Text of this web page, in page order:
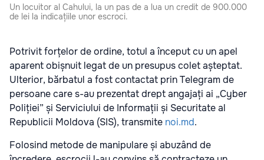
Un locuitor al Cahului, la un pas de a lua un credit de 900.000
de lei la indicațiile unor escroci.
Potrivit forțelor de ordine, totul a început cu un apel
aparent obișnuit legat de un presupus colet așteptat.
Ulterior, bărbatul a fost contactat prin Telegram de
persoane care s-au prezentat drept angajați ai „Cyber
Poliției” și Serviciului de Informații și Securitate al
Republicii Moldova (SIS), transmite noi.md.
Folosind metode de manipulare și abuzând de